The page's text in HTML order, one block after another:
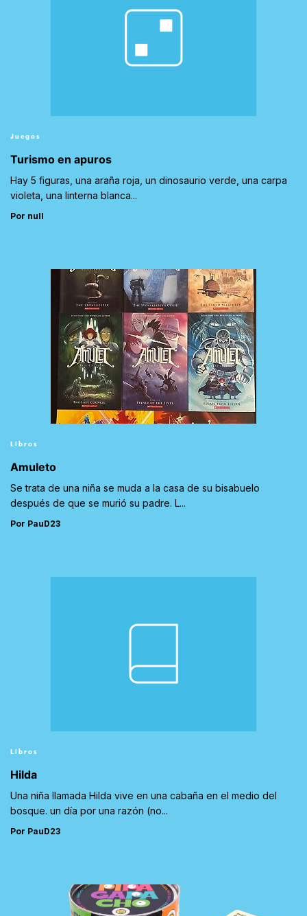
Juegos
Turismo en apuros
Hay 5 figuras, una araña roja, un dinosaurio verde, una carpa
violeta, una linterna blanca...
Por null
Libros
Amuleto
Se trata de una niña se muda a la casa de su bisabuelo
después de que se murió su padre. L...
Por PauD23
Libros
Hilda
Una niña llamada Hilda vive en una cabaña en el medio del
bosque. un día por una razón (no...
Por PauD23